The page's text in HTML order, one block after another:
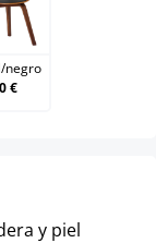
Nogal/negro
/negro
€
y piel